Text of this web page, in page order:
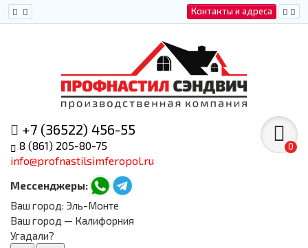
Контакты и адреса
+7 (36522) 456-55
8 (861) 205-80-75
info@profnastilsimferopol.ru
Мессенджеры:
0
Ваш город: Эль-Монте
Ваш город — Калифорния
Угадали?